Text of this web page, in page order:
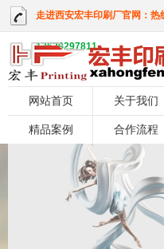
走进西安宏丰印刷厂官网：
13629297811
网站首页 关于我们
精品案例 合作流程